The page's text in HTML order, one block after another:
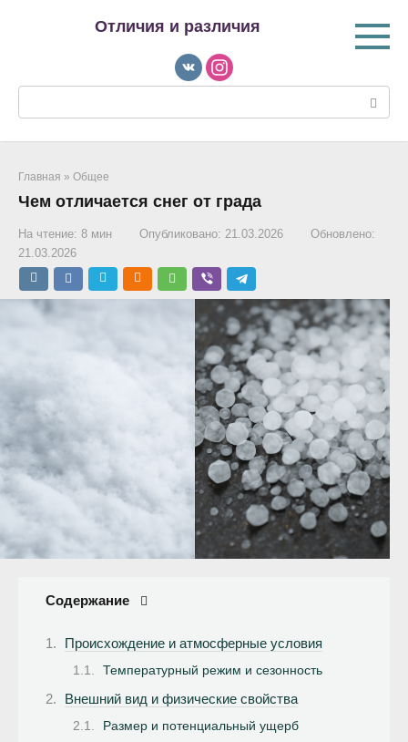
Отличия и различия
Главная » Общее
Чем отличается снег от града
На чтение: 8 мин Опубликовано: 21.03.2026
Обновлено:
21.03.2026
Содержание
Происхождение и атмосферные условия
Температурный режим и сезонность
Внешний вид и физические свойства
Размер и потенциальный ущерб